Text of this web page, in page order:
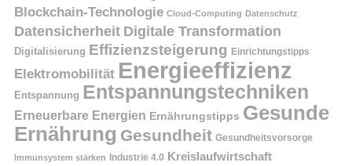
Blockchain-Technologie Cloud-Computing Datenschutz
Datensicherheit Digitale Transformation
Digitalisierung Effizienzsteigerung Einrichtungstipps
Elektromobilität Energieeffizienz
Entspannung Entspannungstechniken
Erneuerbare Energien Ernährungstipps Gesunde
Ernährung Gesundheit Gesundheitsvorsorge
Immunsystem stärken Industrie 4.0 Kreislaufwirtschaft